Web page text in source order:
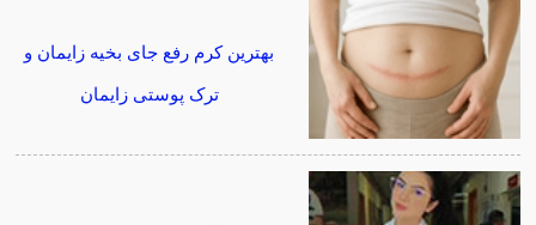
بهترین کرم رفع جای بخیه زایمان و
ترک پوستی زایمان